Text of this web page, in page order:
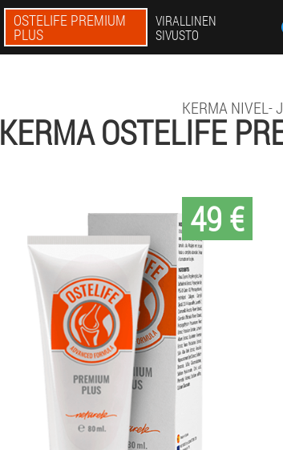
OSTELIFE PREMIUM
PLUS
VIRALLINEN
SIVUSTO
KERMA NIVEL-
KERMA OSTELIFE
49 €